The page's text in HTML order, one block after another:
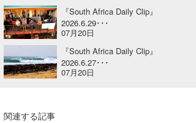
『South Africa Daily Clip』
2026.6.29･･･
07月20日
『South Africa Daily Clip』
2026.6.27･･･
07月20日
関連する記事
大野”MAR”修聖
喜納海人
H
KID
KOBU
KY